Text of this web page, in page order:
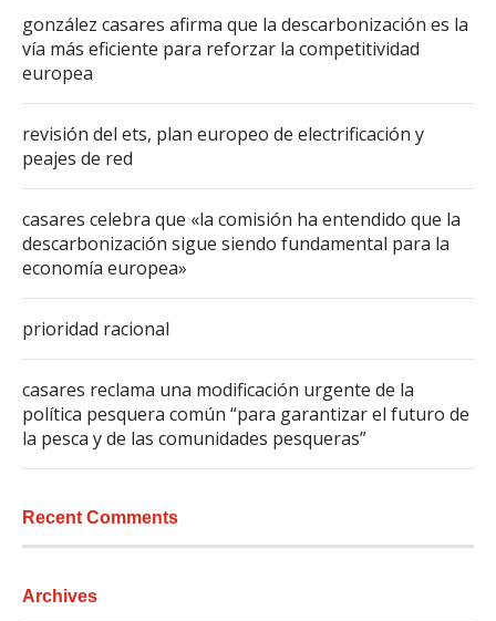
gonzález casares afirma que la descarbonización es la
vía más eficiente para reforzar la competitividad
europea
revisión del ets, plan europeo de electrificación y
peajes de red
casares celebra que «la comisión ha entendido que la
descarbonización sigue siendo fundamental para la
economía europea»
prioridad racional
casares reclama una modificación urgente de la
política pesquera común “para garantizar el futuro de
la pesca y de las comunidades pesqueras”
Recent Comments
Archives